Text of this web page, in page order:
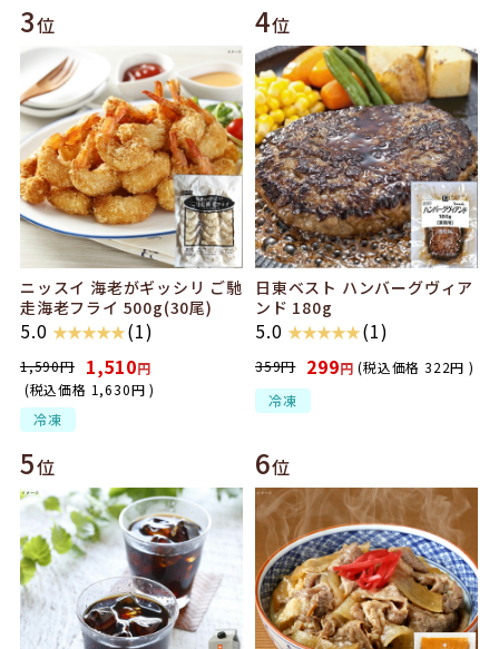
3位
ニッスイ 海老がギッシリ ご馳
走海老フライ 500g(30尾)
5.0 ★ ★ ★ ★ ★(1)
1,590円 1,510円
(税込価格 1,630円 )
冷凍
4位
日東ベスト ハンバーグヴィア
ンド 180g
5.0 ★ ★ ★ ★ ★(1)
359円 299円 (税込価格 322円 )
冷凍
5位 6位